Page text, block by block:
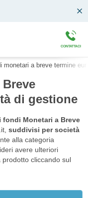
CONTATTACI
monetari a breve termine eur
di gestione
fondi Monetari a Breve
suddivisi per società
alla categoria
avere ulteriori
cliccando sul